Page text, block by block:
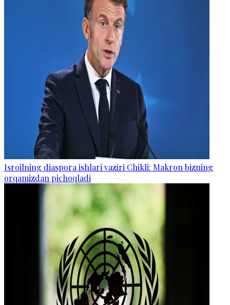
Isroilning diaspora ishlari vaziri Chikli: Makron bizning
orqamizdan pichoqladi